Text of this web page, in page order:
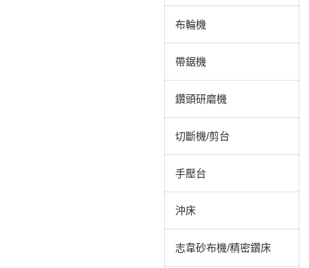
布輪機
帶鋸機
鑽頭研磨機
切斷機/剪台
手壓台
沖床
志韋砂布機/精密鑽床